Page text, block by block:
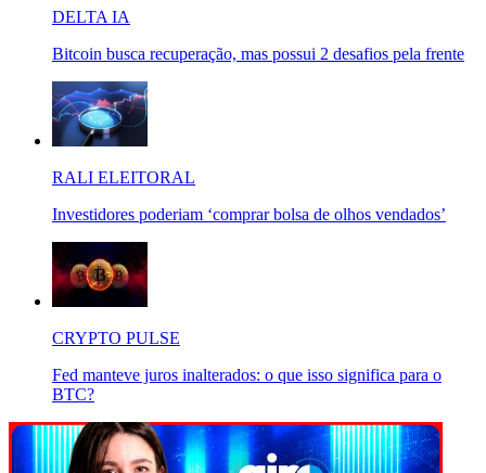
DELTA IA
Bitcoin busca recuperação, mas possui 2 desafios pela frente
RALI ELEITORAL
Investidores poderiam ‘comprar bolsa de olhos vendados’
CRYPTO PULSE
Fed manteve juros inalterados: o que isso significa para o
BTC?